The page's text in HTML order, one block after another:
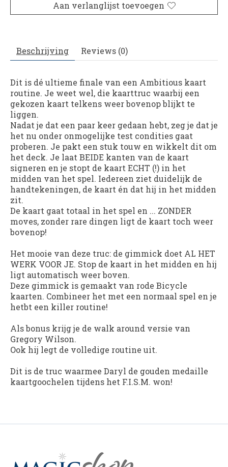
Aan verlanglijst toevoegen
Beschrijving Reviews (0)
Dit is dé ultieme finale van een Ambitious kaart
routine. Je weet wel, die kaarttruc waarbij een
gekozen kaart telkens weer bovenop blijkt te
liggen.
Nadat je dat een paar keer gedaan hebt, zeg je dat je
het nu onder onmogelijke test condities gaat
proberen. Je pakt een stuk touw en wikkelt dit om
het deck. Je laat BEIDE kanten van de kaart
signeren en je stopt de kaart ECHT (!) in het
midden van het spel. Iedereen ziet duidelijk de
handtekeningen, de kaart én dat hij in het midden
zit.
De kaart gaat totaal in het spel en ... ZONDER
moves, zonder rare dingen ligt de kaart toch weer
bovenop!
Het mooie van deze truc: de gimmick doet AL HET
WERK VOOR JE. Stop de kaart in het midden en hij
ligt automatisch weer boven.
Deze gimmick is gemaakt van rode Bicycle
kaarten. Combineer het met een normaal spel en je
hetbt een killer routine!
Als bonus krijg je de walk around versie van
Gregory Wilson.
Ook hij legt de volledige routine uit.
Dit is de truc waarmee Daryl de gouden medaille
kaartgoochelen tijdens het F.I.S.M. won!